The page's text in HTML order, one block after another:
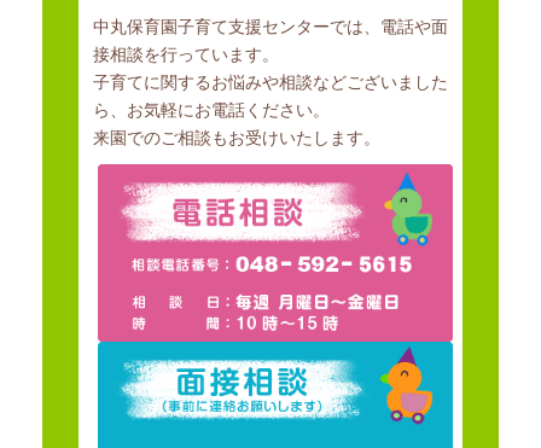
中丸保育園子育て支援センターでは、電話や面
接相談を行っています。
子育てに関するお悩みや相談などございました
ら、お気軽にお電話ください。
来園でのご相談もお受けいたします。